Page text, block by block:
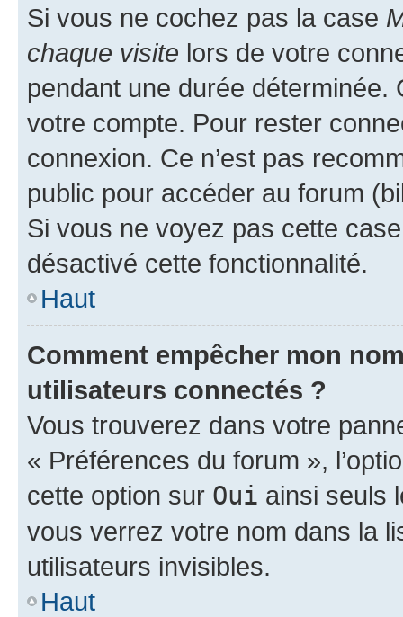
Si vous ne cochez pas la case
chaque visite lors de votre
pendant une durée déterminée.
votre compte. Pour rester
connexion. Ce n’est pas
public pour accéder au forum
Si vous ne voyez pas cette
désactivé cette fonctionnalité.
Haut
Comment empêcher mon
utilisateurs connectés ?
Vous trouverez dans votre
« Préférences du forum »,
cette option sur Oui ainsi seuls
vous verrez votre nom dans la
utilisateurs invisibles.
Haut